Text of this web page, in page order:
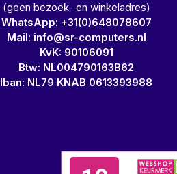
(geen bezoek- en winkeladres)
WhatsApp: +31(0)648078607
Mail: info@sr-computers.nl
KvK: 90106091
Btw: NL004790163B62
Iban: NL79 KNAB 0613393988